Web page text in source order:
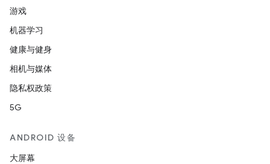
游戏
机器学习
健康与健身
相机与媒体
隐私权政策
5G
ANDROID 设备
大屏幕